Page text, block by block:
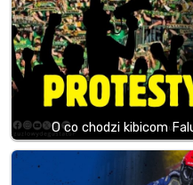
O co chodzi kibicom